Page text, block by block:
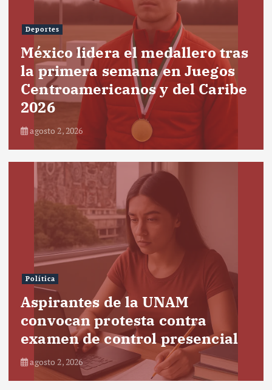
Deportes
México lidera el medallero tras
la primera semana en Juegos
Centroamericanos y del Caribe
2026
agosto 2, 2026
Política
Aspirantes de la UNAM
convocan protesta contra
examen de control presencial
agosto 2, 2026